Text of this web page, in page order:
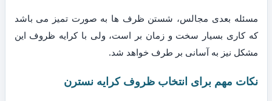
مسئله بعدی مجالس، شستن ظرف ها به صورت تمیز می باشد
که کاری بسیار سخت و زمان بر است، ولی با کرایه ظروف این
مشکل نیز به آسانی بر طرف خواهد شد.
نکات مهم برای انتخاب ظروف کرایه نسترن